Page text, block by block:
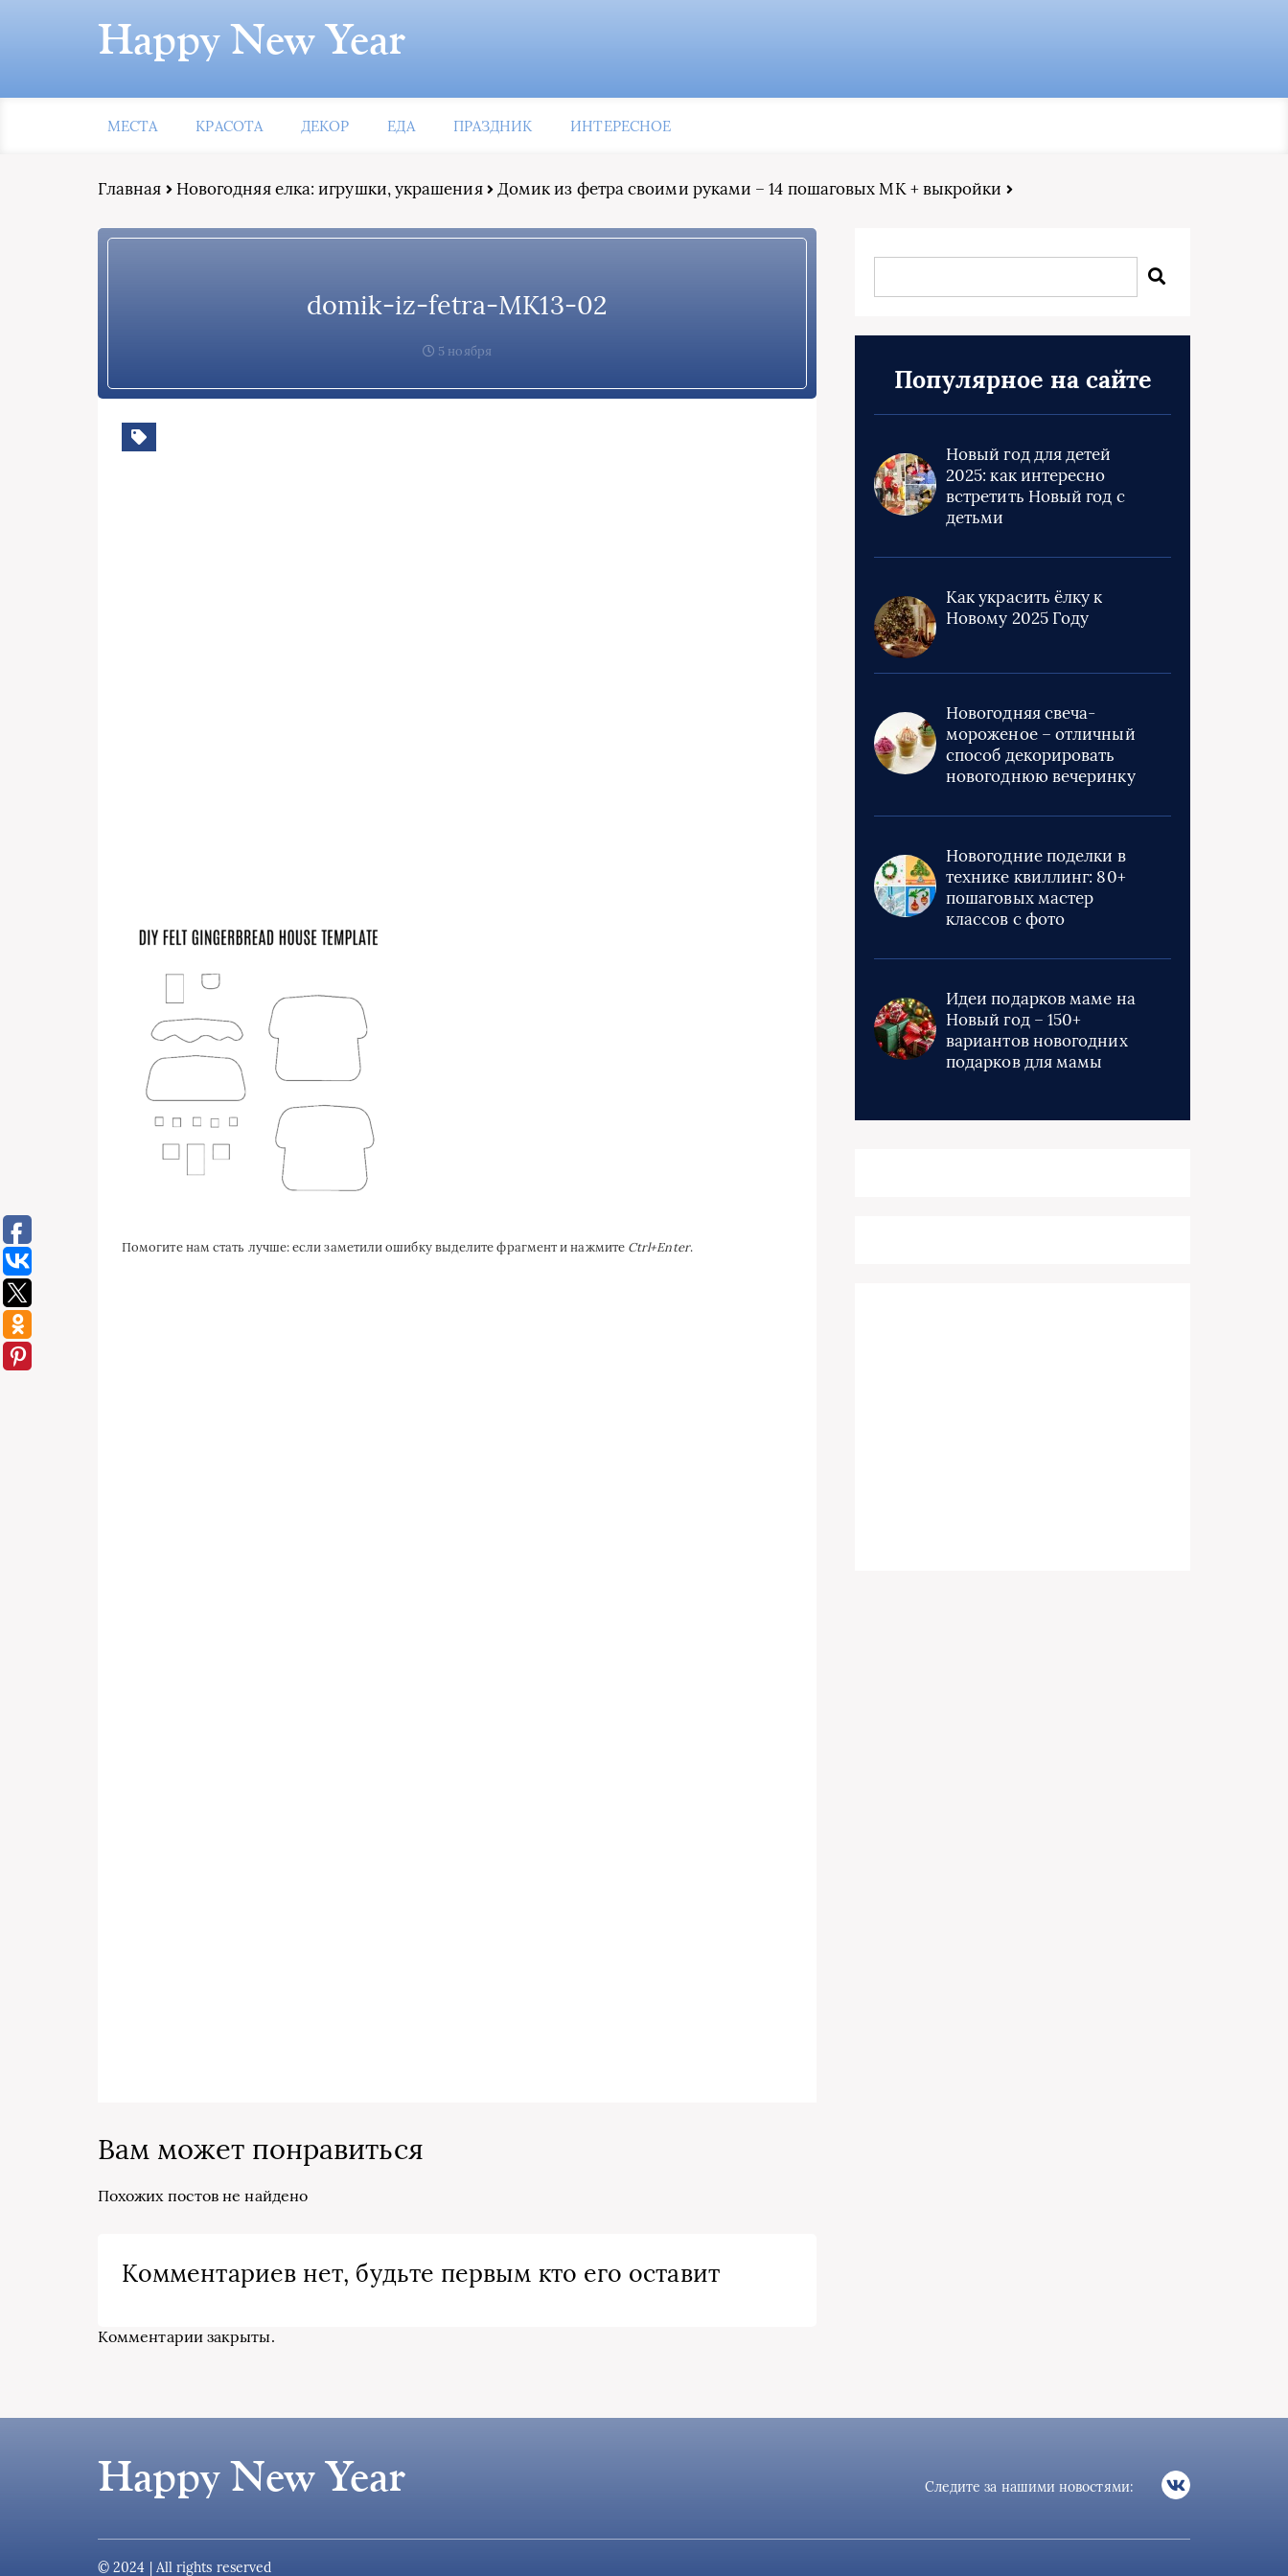
Happy New Year
МЕСТА КРАСОТА ДЕКОР ЕДА ПРАЗДНИК ИНТЕРЕСНОЕ
Главная Новогодняя елка: игрушки, украшения Домик из фетра своими руками – 14 пошаговых МК + выкройки
domik-iz-fetra-MK13-02
5 ноября
Помогите нам стать лучше: если заметили ошибку выделите фрагмент и нажмите Ctrl+Enter.
Вам может понравиться
Похожих постов не найдено
Комментариев нет, будьте первым кто его оставит
Комментарии закрыты.
Популярное на сайте
Новый год для детей
2025: как интересно
встретить Новый год с
детьми
Как украсить ёлку к
Новому 2025 Году
Новогодняя свеча-
мороженое – отличный
способ декорировать
новогоднюю вечеринку
Новогодние поделки в
технике квиллинг: 80+
пошаговых мастер
классов с фото
Идеи подарков маме на
Новый год – 150+
вариантов новогодних
подарков для мамы
Happy New Year Следите за нашими новостями:
© 2024 | All rights reserved